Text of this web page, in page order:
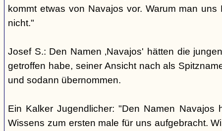
kommt etwas von Navajos vor. Warum man
nicht."
Josef S.: Den Namen ‚Navajos' hätten die
getroffen habe, seiner Ansicht nach als
und sodann übernommen.
Ein Kalker Jugendlicher: "Den Namen Navajos
Wissens zum ersten male für uns aufgebracht.